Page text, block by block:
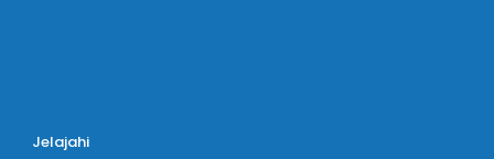
Jelajahi